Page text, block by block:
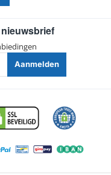
Aanmelden